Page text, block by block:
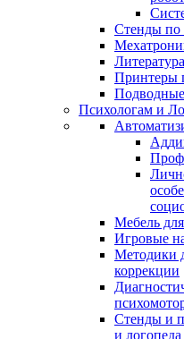
Стенды по
Принтеры
Психологам и
Мебель
Игровые
Методики
коррекции
Стенды и
и логопеда